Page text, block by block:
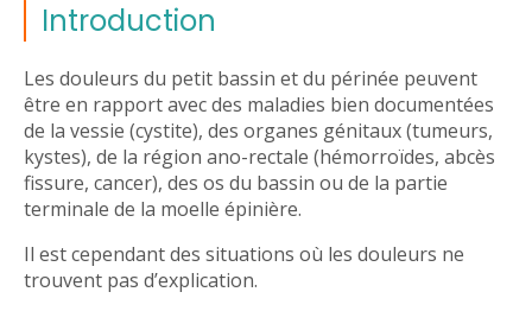
Introduction
Les douleurs du petit bassin et du périnée peuvent
être en rapport avec des maladies bien documentées
de la vessie (cystite), des organes génitaux (tumeurs,
kystes), de la région ano-rectale (hémorroïdes, abcès
fissure, cancer), des os du bassin ou de la partie
terminale de la moelle épinière.
Il est cependant des situations où les douleurs ne
trouvent pas d’explication.